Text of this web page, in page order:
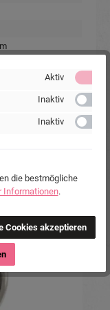
28, 04936
Aktiv
Inaktiv
Inaktiv
die bestmögliche
Informationen.
Cookies akzeptieren